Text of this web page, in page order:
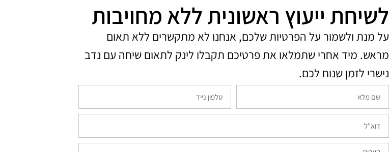
לשיחת ייעוץ ראשונית ללא מחויבות
על מנת ולשמור על הפרטיות שלכם, אנחנו לא מתקשרים ללא תאום
מראש. מיד אחרי שתמלאו את פרטיכם תקבלו לינק לתאום שיחה עם נדב
נישרי לזמן שנוח לכם.​